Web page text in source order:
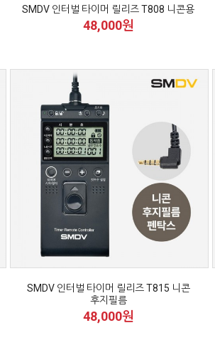
SMDV 인터벌 타이머 릴리즈 T808 니콘용
48,000원
SMDV 인터벌 타이머 릴리즈 T815 니콘
후지필름
48,000원